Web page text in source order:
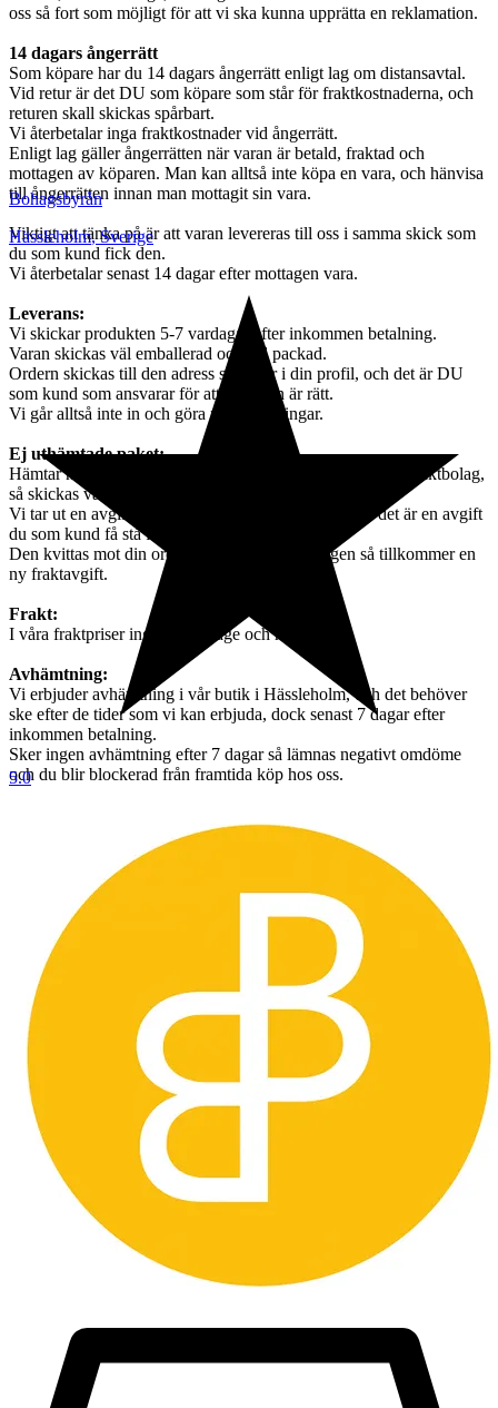
oss så fort som möjligt för att vi ska kunna upprätta en reklamation.
14 dagars ångerrätt
Som köpare har du 14 dagars ångerrätt enligt lag om distansavtal.
Vid retur är det DU som köpare som står för fraktkostnaderna, och
returen skall skickas spårbart.
Vi återbetalar inga fraktkostnader vid ångerrätt.
Enligt lag gäller ångerrätten när varan är betald, fraktad och
mottagen av köparen. Man kan alltså inte köpa en vara, och hänvisa
till ångerrätten innan man mottagit sin vara.
Viktigt att tänka på är att varan levereras till oss i samma skick som
du som kund fick den.
Vi återbetalar senast 14 dagar efter mottagen vara.
Leverans:
Vi skickar produkten 5-7 vardagar efter inkommen betalning.
Varan skickas väl emballerad och väl packad.
Ordern skickas till den adress som står i din profil, och det är DU
som kund som ansvarar för att adressen är rätt.
Vi går alltså inte in och göra några ändringar.
Ej uthämtade paket:
Hämtar ni inte ut varan efter påminnelse från ombud och fraktbolag,
så skickas varan tillbaka till oss,
Vi tar ut en avgift om 395 kr för orderhantering, och det är en avgift
du som kund få stå för.
Den kvittas mot din order. Ska varan skickas igen så tillkommer en
ny fraktavgift.
Frakt:
I våra fraktpriser ingår emballage och hantering.
Avhämtning:
Vi erbjuder avhämtning i vår butik i Hässleholm, och det behöver
ske efter de tider som vi kan erbjuda, dock senast 7 dagar efter
inkommen betalning.
Sker ingen avhämtning efter 7 dagar så lämnas negativt omdöme
och du blir blockerad från framtida köp hos oss.
Betalning skall ske senast 3 dagar efter avslutad auktion.
Inkommer ingen betalning så läggs objektet ut igen utan undantag
Köpare utanför sveriges gränsen måste kontakta oss innan bud läggs
så vi kan räkna ut vad
frakten kommer att kosta och om det går att skicka med spårbar frakt
vilket är ett krav från oss.
Väljer man att buda utan att kontakta oss först så förbehåller vi oss
rätten att avbryta köpet och du som köpare
blir blockerad från framtida köp. Vi godkänner inte att man ber oss
att manipulera tullavgiften, då det är olagligt och köper kommer att
Länder vi inte skickar till är bland annat Taiwan.
Lycka till
Bohagsbyrån
Hässleholm,Sverige
5.0